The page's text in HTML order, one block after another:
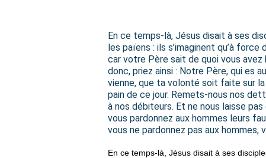
En ce temps-là, Jésus disait à ses
les païens : ils s’imaginent qu’à
car votre Père sait de quoi vous avez
donc, priez ainsi : Notre Père, qui es
vienne, que ta volonté soit faite sur
pain de ce jour. Remets-nous nos
à nos débiteurs. Et ne nous laisse
vous pardonnez aux hommes leurs
vous ne pardonnez pas aux
En ce temps-là, Jésus disait à ses